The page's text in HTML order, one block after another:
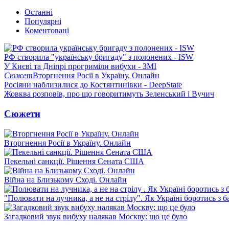
Останні
Популярні
Коментовані
РФ створила "українську бригаду" з полонених - ISW
У Києві та Дніпрі прогриміли вибухи - ЗМІ
СюжетВторгнення Росії в Україну. Онлайн
Росіяни наблизилися до Костянтинівки - DeepState
Жовква розповів, про що говоритимуть Зеленський і Вучич
Сюжети
Вторгнення Росії в Україну. Онлайн
Пекельні санкції. Рішення Сената США
Війна на Близькому Сході. Онлайн
"Полювати на лучника, а не на стрілу". Як Україні боротись з
Загадковий звук вибуху налякав Москву: що це було